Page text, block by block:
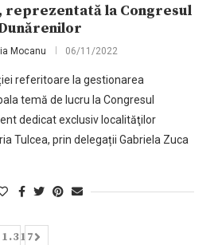
reprezentată la Congresul
Mocanu 06/11/2022
referitoare la gestionarea
temă de lucru la Congresul
dedicat exclusiv localităţilor
Tulcea, prin delegații Gabriela Zuca
1.317